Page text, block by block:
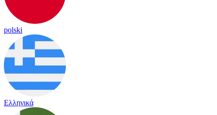
polski
Ελληνικά